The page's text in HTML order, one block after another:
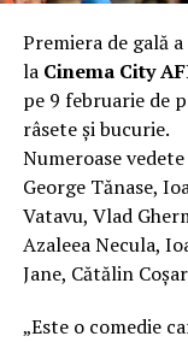
rezistent
nuanțe
Aluminiul e
când cineva
Densitatea
de circa 7,8 g/
identic, aluminiul
oțelului. Pentru
demontează
simte enorm.
Premiera de gală
la Cinema City
pe 9 februarie de
râsete și bucurie.
Numeroase
George Tănase,
Vatavu, Vlad
Azaleea Necula,
Jane, Cătălin
„Este o comedie